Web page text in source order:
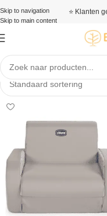
Skip to navigation
Skip to main content
⭐ Klanten
Kinderzetels